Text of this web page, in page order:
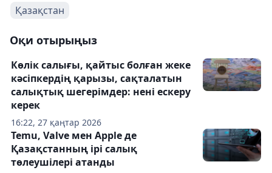
Қазақстан
Оқи отырыңыз
16:22, 27 қаңтар 2026
Көлік салығы, қайтыс болған жеке
кәсіпкердің қарызы, сақталатын
салықтық шегерімдер: нені ескеру
керек
Temu, Valve мен Apple де
Қазақстанның ірі салық
төлеушілері атанды